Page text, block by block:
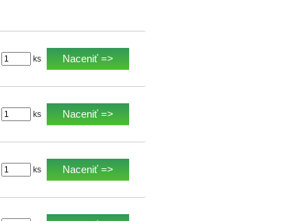
ks Naceniť =>
ks Naceniť =>
ks Naceniť =>